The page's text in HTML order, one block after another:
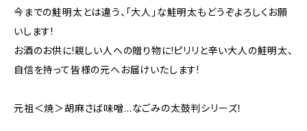
今までの鮭明太とは違う、「大人」な鮭明太もどうぞよろしくお願
いします!
お酒のお供に!親しい人への贈り物に!ピリリと辛い大人の鮭明太、
自信を持って皆様の元へお届けいたします!
元祖＜焼＞胡麻さば味噌…なごみの太鼓判シリーズ！